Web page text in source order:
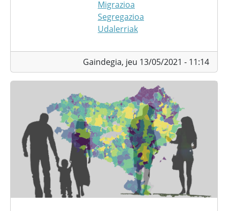
Migrazioa
Segregazioa
Udalerriak
Gaindegia, jeu 13/05/2021 - 11:14